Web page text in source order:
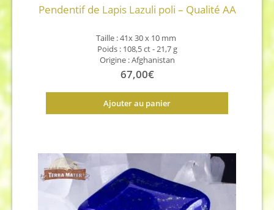
Pendentif de Lapis Lazuli poli – Qualité AA
Taille :41x 30 x 10 mm
Poids : 108,5 ct - 21,7 g
Origine : Afghanistan
67,00€
Ajouter au panier